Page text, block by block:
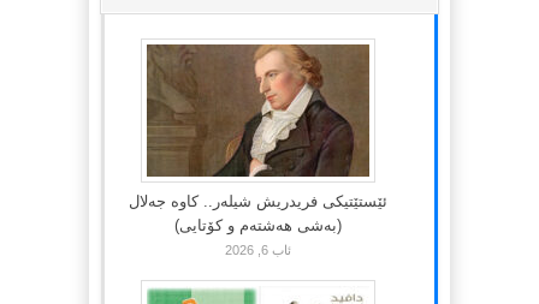
ئێستێتیکی فریدریش شیلەر.. کاوە جەلال
(بەشی هەشتەم و کۆتایی)
ئاب 6, 2026